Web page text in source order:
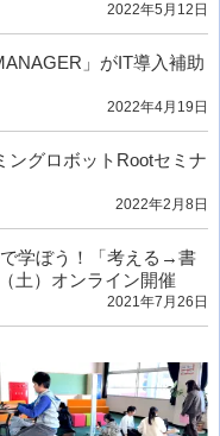
2022年5月12日
」がIT導入補助
2022年4月19日
ングロボットRootセミナ
2022年2月8日
で学ぼう！「考える→書
土）オンライン開催
2021年7月26日